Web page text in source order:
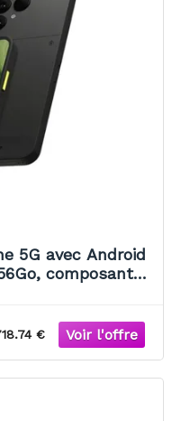
5G avec Android
composants
€